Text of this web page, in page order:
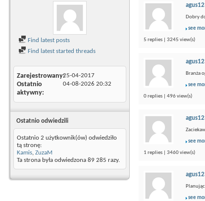
Find latest posts
Find latest started threads
Zarejestrowany25-04-2017
Ostatnio
aktywny
04-08-2026 20:32
Ostatnio odwiedzili
Ostatnio 2 użytkownik(ów) odwiedziło
tą stronę:
Kamis, ZuzaM
Ta strona była odwiedzona 89 285 razy.
Dobry
see
5 replies | 3245 view(s)
Branża
see
0 replies | 496 view(s)
see
1 replies | 3460 view(s)
see